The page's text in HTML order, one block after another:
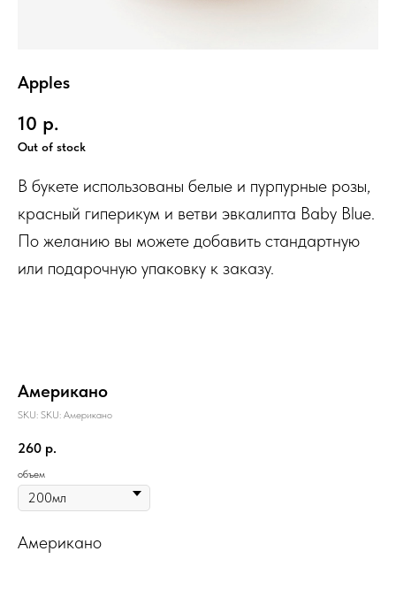
Apples
10 р.
Out of stock
В букете использованы белые и пурпурные розы,
красный гиперикум и ветви эвкалипта Baby Blue.
По желанию вы можете добавить стандартную
или подарочную упаковку к заказу.
Американо
SKU: SKU: Американо
260 р.
объем
Американо